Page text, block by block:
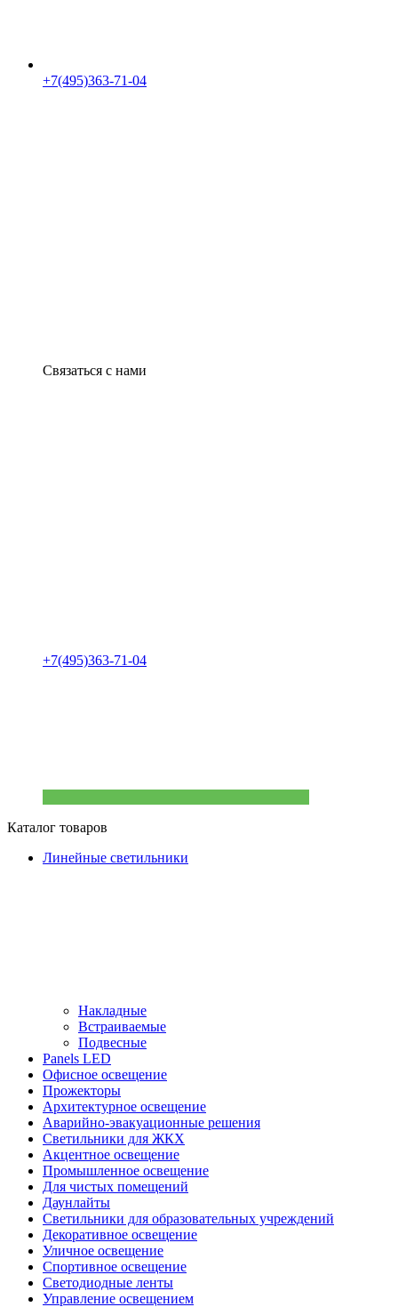
+7(495)363-71-04
Связаться с нами
+7(495)363-71-04
Каталог товаров
Линейные светильники
Накладные
Встраиваемые
Подвесные
Panels LED
Офисное освещение
Прожекторы
Архитектурное освещение
Аварийно-эвакуационные решения
Светильники для ЖКХ
Акцентное освещение
Промышленное освещение
Для чистых помещений
Даунлайты
Светильники для образовательных учреждений
Декоративное освещение
Уличное освещение
Спортивное освещение
Светодиодные ленты
Управление освещением